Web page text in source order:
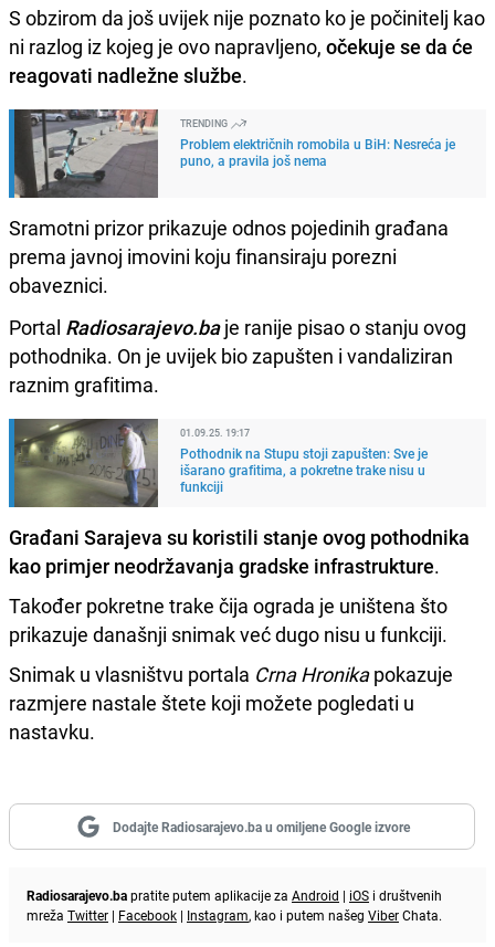
S obzirom da još uvijek nije poznato ko je počinitelj kao
ni razlog iz kojeg je ovo napravljeno, očekuje se da će
reagovati nadležne službe.
TRENDING
Problem električnih romobila u BiH: Nesreća je
puno, a pravila još nema
Sramotni prizor prikazuje odnos pojedinih građana
prema javnoj imovini koju finansiraju porezni
obaveznici.
Portal Radiosarajevo.baje ranije pisao o stanju ovog
pothodnika. On je uvijek bio zapušten i vandaliziran
raznim grafitima.
01.09.25. 19:17
Pothodnik na Stupu stoji zapušten: Sve je
išarano grafitima, a pokretne trake nisu u
funkciji
Građani Sarajeva su koristili stanje ovog pothodnika
kao primjer neodržavanja gradske infrastrukture.
Također pokretne trake čija ograda je uništena što
prikazuje današnji snimak već dugo nisu u funkciji.
Snimak u vlasništvu portala Crna Hronikapokazuje
razmjere nastale štete koji možete pogledati u
nastavku.
Dodajte Radiosarajevo.ba u omiljene Google izvore
Radiosarajevo.bapratite putem aplikacije za Android | iOS i društvenih
mreža Twitter | Facebook | Instagram, kao i putem našeg ViberChata.